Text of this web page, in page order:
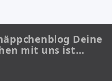
Deine
mit uns ist…